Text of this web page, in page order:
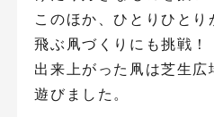
このほか、ひとりひと
飛ぶ凧づくりにも挑戦！
出来上がった凧は芝生
遊びました。